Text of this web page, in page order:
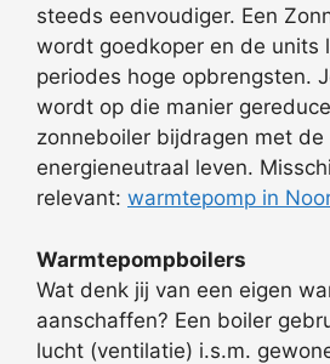
steeds eenvoudiger. Een
wordt goedkoper en de units
periodes hoge opbrengsten.
wordt op die manier
zonneboiler bijdragen met
energieneutraal leven.
relevant: warmtepomp in
Warmtepompboilers
Wat denk jij van een eigen
aanschaffen? Een boiler
lucht (ventilatie) i.s.m.